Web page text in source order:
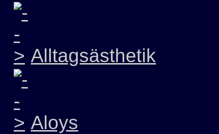
Alltagsästhetik
Aloys